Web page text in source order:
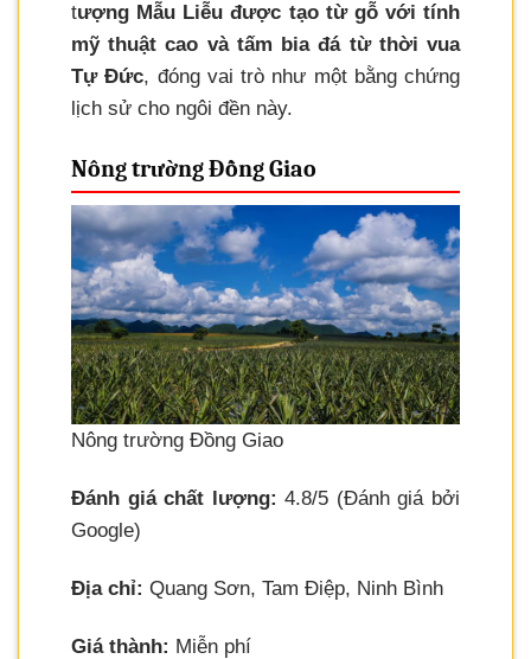
tượng Mẫu Liễu được tạo từ gỗ với tính
mỹ thuật cao và tấm bia đá từ thời vua
Tự Đức, đóng vai trò như một bằng chứng
lịch sử cho ngôi đền này.
Nông trường Đồng Giao
Nông trường Đồng Giao
Đánh giá chất lượng: 4.8/5 (Đánh giá bởi
Google)
Địa chỉ: Quang Sơn, Tam Điệp, Ninh Bình
Giá thành: Miễn phí